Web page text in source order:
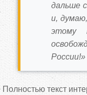
дальше
и,
этому
России!»
Полностью текст